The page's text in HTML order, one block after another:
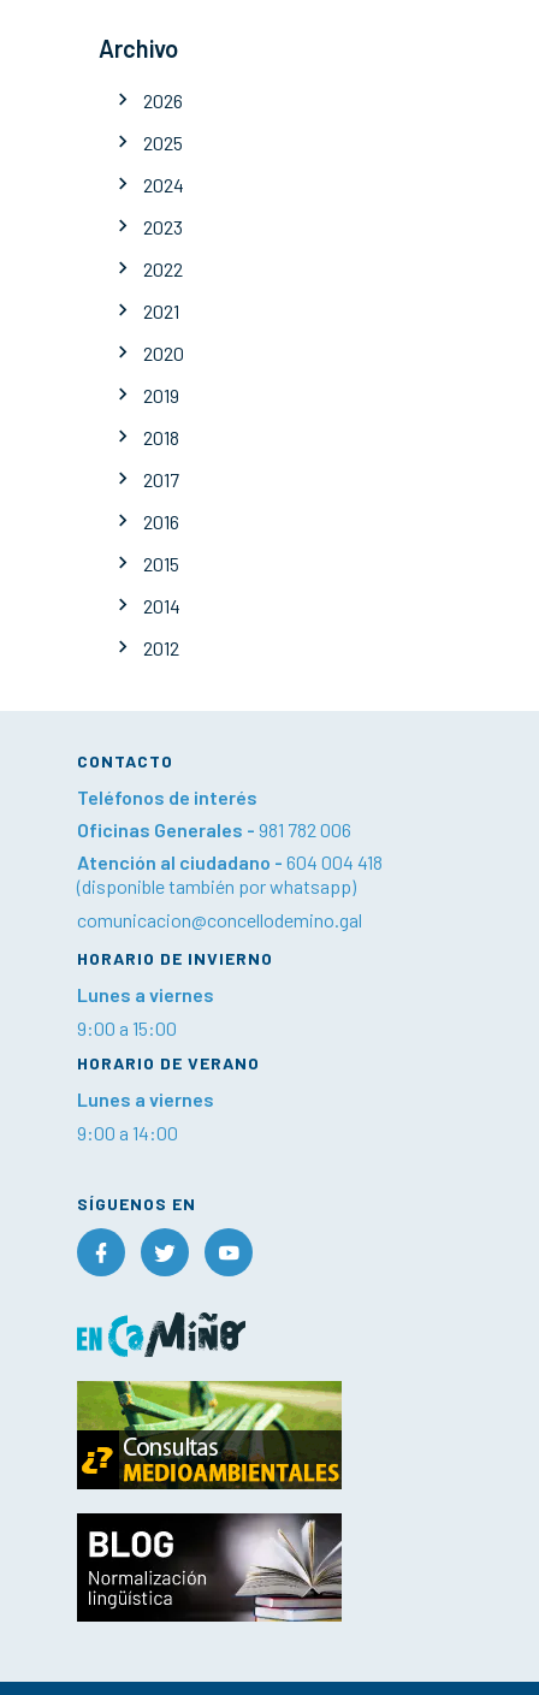
Archivo
2026
2025
2024
2023
2022
2021
2020
2019
2018
2017
2016
2015
2014
2012
CONTACTO
Teléfonos de interés
Oficinas Generales - 981 782 006
Atención al ciudadano - 604 004 418
(disponible también por whatsapp)
comunicacion@concellodemino.gal
HORARIO DE INVIERNO
Lunes a viernes
9:00 a 15:00
HORARIO DE VERANO
Lunes a viernes
9:00 a 14:00
SÍGUENOS EN